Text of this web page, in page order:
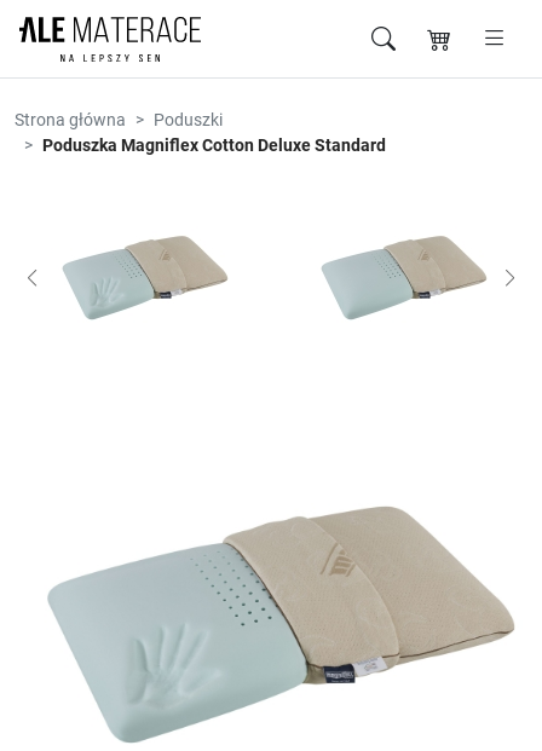
Przejdź do zawartości
Strona główna
Poduszki
Poduszka Magniflex Cotton Deluxe Standard